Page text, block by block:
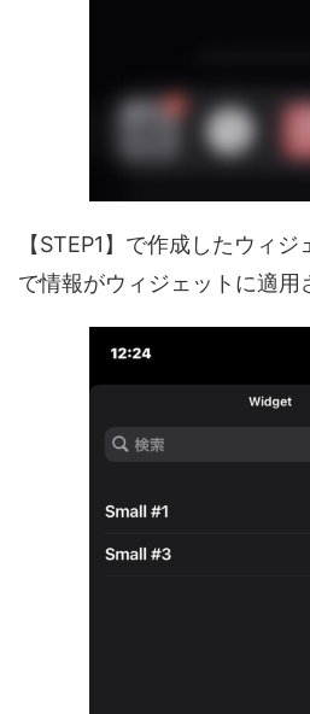
【STEP1】で作成したウィ
で情報がウィジェットに適用